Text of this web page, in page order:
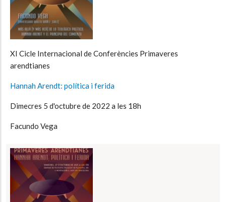
XI Cicle Internacional de Conferències Primaveres
arendtianes
Hannah Arendt: política i ferida
Dimecres 5 d'octubre de 2022 a les 18h
Facundo Vega